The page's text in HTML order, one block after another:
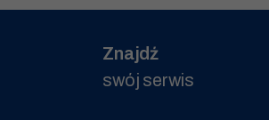
Znajdź
swój serwis